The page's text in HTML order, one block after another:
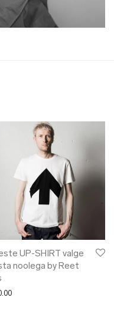
UP-SHIRT valge
noolega by Reet